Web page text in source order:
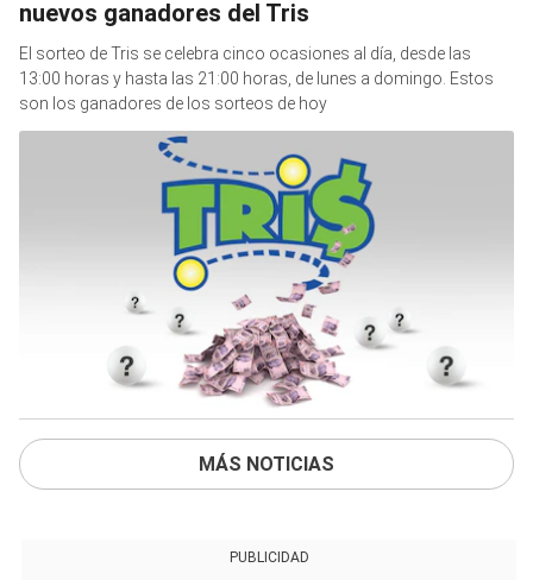
nuevos ganadores del Tris
El sorteo de Tris se celebra cinco ocasiones al día, desde las
13:00 horas y hasta las 21:00 horas, de lunes a domingo. Estos
son los ganadores de los sorteos de hoy
MÁS NOTICIAS
PUBLICIDAD